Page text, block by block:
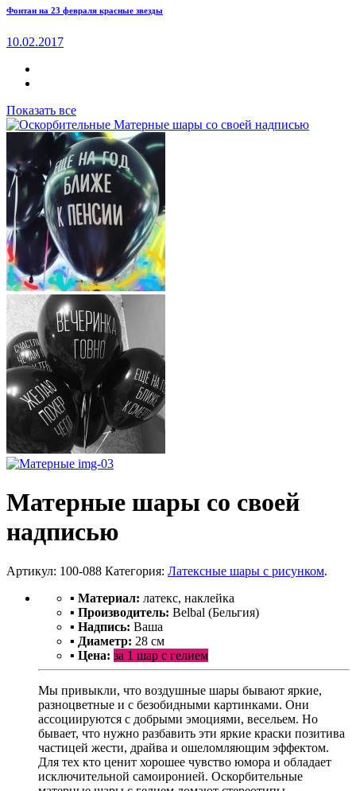
Фонтан на 23 февраля красные звезды
10.02.2017
Показать все
Матерные шары со своей
надписью
Артикул: 100-088 Категория: Латексные шары с рисунком.
▪ Материал: латекс, наклейка
▪ Производитель: Belbal (Бельгия)
▪ Надпись: Ваша
▪ Диаметр: 28 см
▪ Цена: за 1 шар с гелием
Мы привыкли, что воздушные шары бывают яркие,
разноцветные и с безобидными картинками. Они
ассоциируются с добрыми эмоциями, весельем. Но
бывает, что нужно разбавить эти яркие краски позитива
частицей жести, драйва и ошеломляющим эффектом.
Для тех кто ценит хорошее чувство юмора и обладает
исключительной самоиронией. Оскорбительные